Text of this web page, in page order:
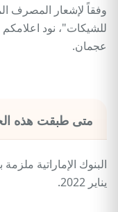
وفقاً لإشعار المصرف
للشيكات"، نود
عجمان.
متى طبقت هذه
يناير 2022.